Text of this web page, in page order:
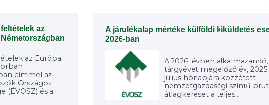
az
az Európai
címmel az
Országos
(ÉVOSZ) és a
A járulékalap mértéke külföldi kiküldetés
2026-ban
A 2026. évben alkalmazandó,
tárgyévet megelőző év, 2025.
július hónapjára közzétett
nemzetgazdasági szintű
átlagkereset a teljes...